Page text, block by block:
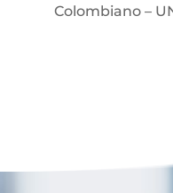
Colombiano –